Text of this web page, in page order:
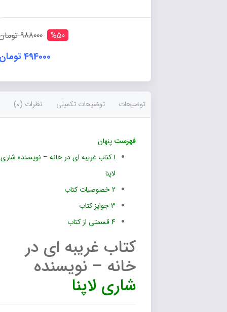
خانه
988000 تومان
494000 تومان
توضیحات توضیحات تکمیلی نظرات (0)
پنهان
کتاب غریبه ای در خانه – نویسنده شاری
خصوصیات کتاب
جوایز کتاب
قسمتی از کتاب
کتاب غریبه ای در
خانه – نویسنده
شاری لاپنا